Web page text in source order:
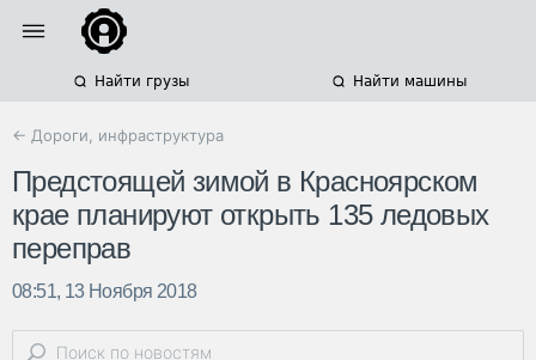
Найти грузы Найти машины
← Дороги, инфраструктура
Предстоящей зимой в Красноярском
крае планируют открыть 135 ледовых
переправ
08:51, 13 Ноября 2018